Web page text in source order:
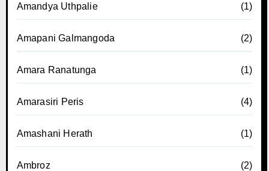
Amandya Uthpalie (1)
Amapani Galmangoda (2)
Amara Ranatunga (1)
Amarasiri Peris (4)
Amashani Herath (1)
Ambroz (2)